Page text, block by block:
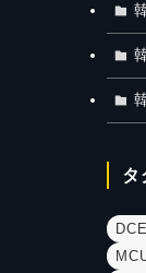
タ